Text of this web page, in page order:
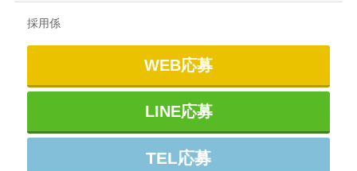
採用係
WEB応募
LINE応募
TEL応募